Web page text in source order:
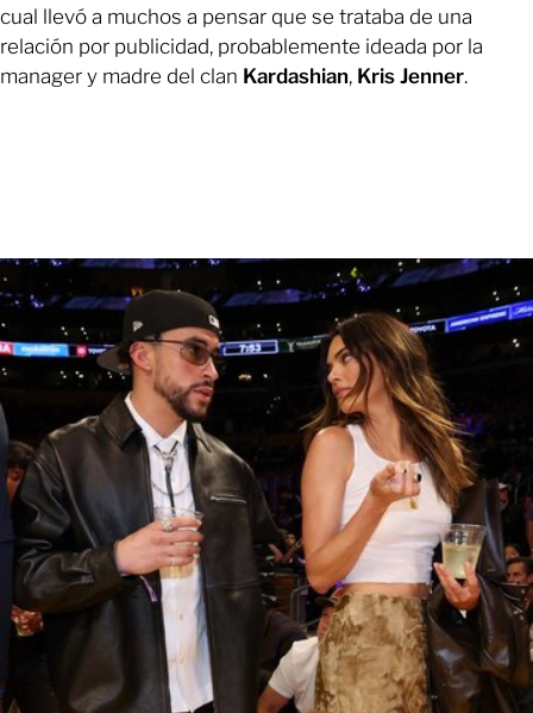
cual llevó a muchos a pensar que se trataba de una
relación por publicidad, probablemente ideada por la
manager y madre del clan Kardashian, Kris Jenner.